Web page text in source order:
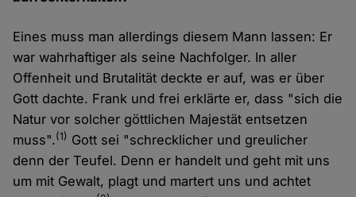
Eines muss man allerdings diesem Mann lassen: Er
war wahrhaftiger als seine Nachfolger. In aller
Offenheit und Brutalität deckte er auf, was er über
Gott dachte. Frank und frei erklärte er, dass "sich die
Natur vor solcher göttlichen Majestät entsetzen
muss".(1) Gott sei "schrecklicher und greulicher
denn der Teufel. Denn er handelt und geht mit uns
um mit Gewalt, plagt und martert uns und achtet